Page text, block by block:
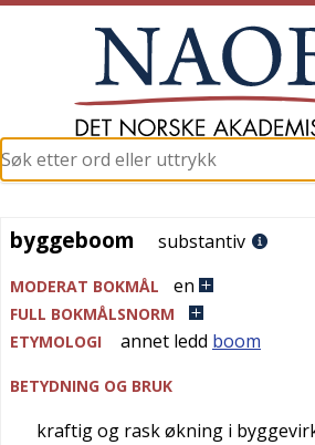
byggeboom
byggeboom substantiv
MODERAT BOKMÅL en
FULL BOKMÅLSNORM
ETYMOLOGI
annet ledd boom
BETYDNING OG BRUK
kraftig og rask økning i